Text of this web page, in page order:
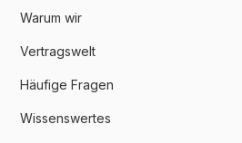
Warum wir
Vertragswelt
Häufige Fragen
Wissenswertes